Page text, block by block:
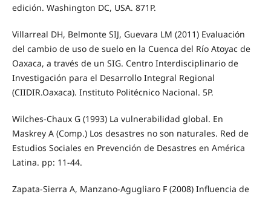
edición. Washington DC, USA. 871P.
Villarreal DH, Belmonte SIJ, Guevara LM (2011) Evaluación
del cambio de uso de suelo en la Cuenca del Río Atoyac de
Oaxaca, a través de un SIG. Centro Interdisciplinario de
Investigación para el Desarrollo Integral Regional
(CIIDIR.Oaxaca). Instituto Politécnico Nacional. 5P.
Wilches-Chaux G (1993) La vulnerabilidad global. En
Maskrey A (Comp.) Los desastres no son naturales. Red de
Estudios Sociales en Prevención de Desastres en América
Latina. pp: 11-44.
Zapata-Sierra A, Manzano-Agugliaro F (2008) Influencia de